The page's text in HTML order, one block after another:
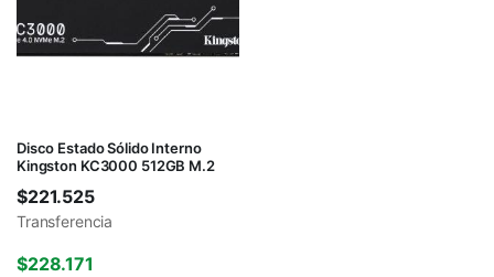
Disco Estado Sólido Interno
Kingston KC3000 512GB M.2
$221.525
Transferencia
$228.171